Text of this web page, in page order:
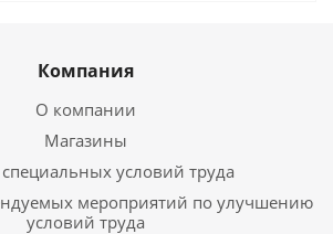
Компания
О компании
Магазины
условий труда
мероприятий по улучшению
условий труда